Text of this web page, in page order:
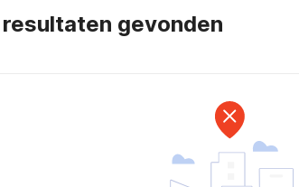
resultaten gevonden